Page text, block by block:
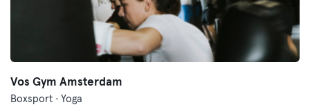
Vos Gym Amsterdam
Boxsport · Yoga